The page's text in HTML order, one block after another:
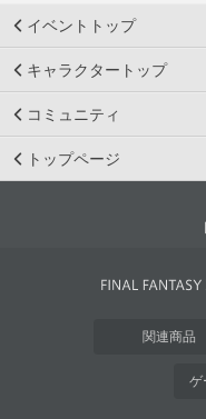
イベントトップ
キャラクタートップ
コミュニティ
トップページ
関連商品
ゲ